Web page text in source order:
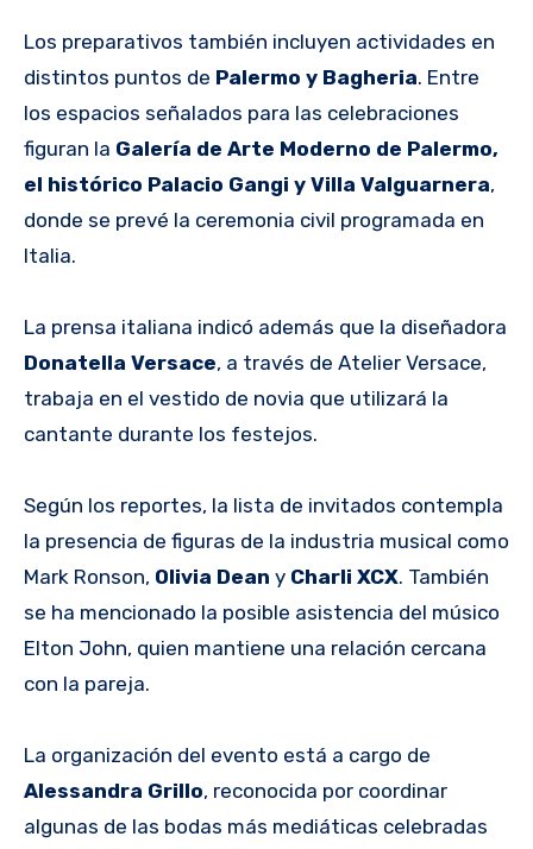
Los preparativos también incluyen actividades en
distintos puntos de Palermo y Bagheria. Entre
los espacios señalados para las celebraciones
figuran la Galería de Arte Moderno de Palermo,
el histórico Palacio Gangi y Villa Valguarnera,
donde se prevé la ceremonia civil programada en
Italia.
La prensa italiana indicó además que la diseñadora
Donatella Versace, a través de Atelier Versace,
trabaja en el vestido de novia que utilizará la
cantante durante los festejos.
Según los reportes, la lista de invitados contempla
la presencia de figuras de la industria musical como
Mark Ronson, Olivia Dean y Charli XCX. También
se ha mencionado la posible asistencia del músico
Elton John, quien mantiene una relación cercana
con la pareja.
La organización del evento está a cargo de
Alessandra Grillo, reconocida por coordinar
algunas de las bodas más mediáticas celebradas